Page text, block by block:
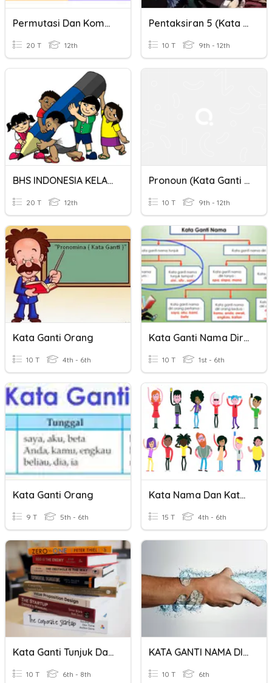
Permutasi Dan Kombinasi
20 T 12th
Pentaksiran 5 (Kata Ganti Nama Tempat Dan Tunjuk)
10 T 9th - 12th
BHS INDONESIA KELAS 6
20 T 12th
Pronoun (Kata Ganti Orang)
10 T 9th - 12th
Kata Ganti Orang
10 T 4th - 6th
Kata Ganti Nama Diri Dan Kata Ganti Nama Tunjuk
10 T 1st - 6th
Kata Ganti Orang
9 T 5th - 6th
Kata Nama Dan Kata Ganti Nama
15 T 4th - 6th
Kata Ganti Tunjuk Dan Tanya
10 T 6th - 8th
KATA GANTI NAMA DIRI DAN TUNJUK
10 T 6th